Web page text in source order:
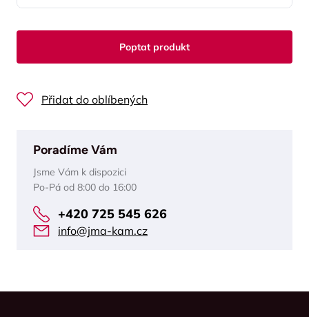
Poptat produkt
Přidat do oblíbených
Poradíme Vám
Jsme Vám k dispozici
Po-Pá od 8:00 do 16:00
+420 725 545 626
info@jma-kam.cz